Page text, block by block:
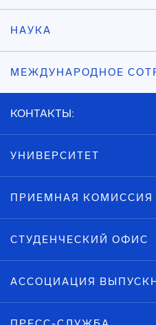
НАУКА
МЕЖДУНАРОДНОЕ
КОНТАКТЫ:
УНИВЕРСИТЕТ
ПРИЕМНАЯ КОМИССИЯ
СТУДЕНЧЕСКИЙ ОФИС
АССОЦИАЦИЯ